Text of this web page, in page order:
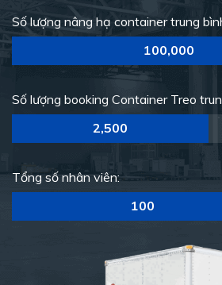
Số lượng nâng hạ container trung
100,000
Số lượng booking Container Treo
2,500
Tổng số nhân viên:
100